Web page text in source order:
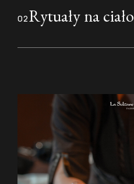
02Rytuały na ciało